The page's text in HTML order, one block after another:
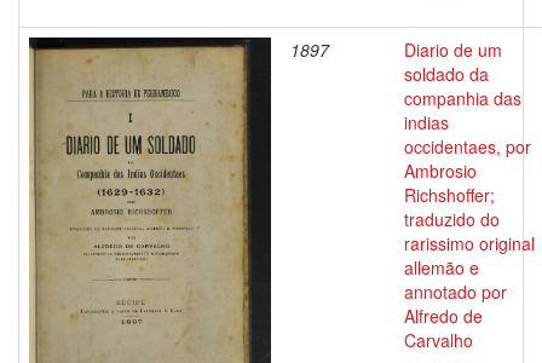
1897
Diario de um
soldado da
companhia das
indias
occidentaes, por
Ambrosio
Richshoffer;
traduzido do
rarissimo original
allemão e
annotado por
Alfredo de
Carvalho